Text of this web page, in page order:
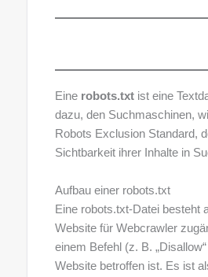
Eine robots.txt ist eine
dazu, den Suchmaschinen,
Robots Exclusion Standard,
Sichtbarkeit ihrer Inhalte in
Aufbau einer robots.txt
Eine robots.txt-Datei besteht
Website für Webcrawler
einem Befehl (z. B.
Website betroffen ist. Es ist